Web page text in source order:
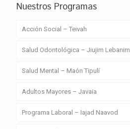
Nuestros Programas
Acción Social – Teivah
Salud Odontológica – Jiujim Lebanim
Salud Mental – Maón Tipulí
Adultos Mayores – Javaia
Programa Laboral – Iajad Naavod